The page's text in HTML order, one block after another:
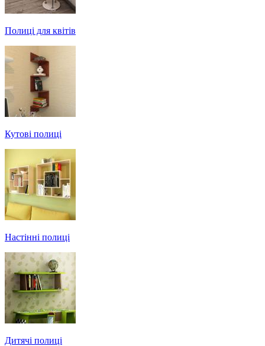
Полиці для квітів
Кутові полиці
Настінні полиці
Дитячі полиці